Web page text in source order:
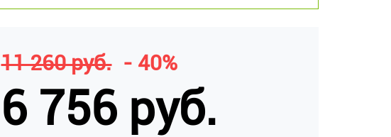
11 260 руб. - 40%
6 756 руб.